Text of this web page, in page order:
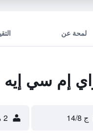
لمحة عن
إم سي إيه
ج 14/8 2 من الضيوف، غرفة واحدة